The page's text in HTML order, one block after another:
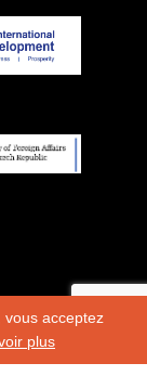
vous acceptez
plus